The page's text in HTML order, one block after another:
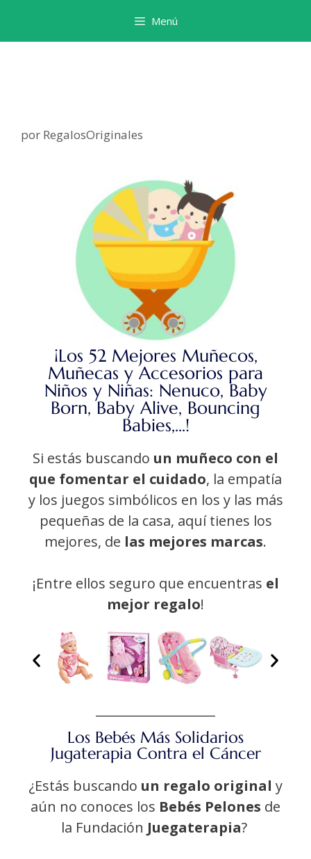
Menú
por RegalosOriginales
¡Los 52 Mejores Muñecos,
Muñecas y Accesorios para
Niños y Niñas: Nenuco, Baby
Born, Baby Alive, Bouncing
Babies,...!
Si estás buscando un muñeco con el
que fomentar el cuidado, la empatía
y los juegos simbólicos en los y las más
pequeñas de la casa, aquí tienes los
mejores, de las mejores marcas.
¡Entre ellos seguro que encuentras el
mejor regalo!
Los Bebés Más Solidarios
Jugaterapia Contra el Cáncer
¿Estás buscando un regalo original y
aún no conoces los Bebés Pelones de
la Fundación Juegaterapia?